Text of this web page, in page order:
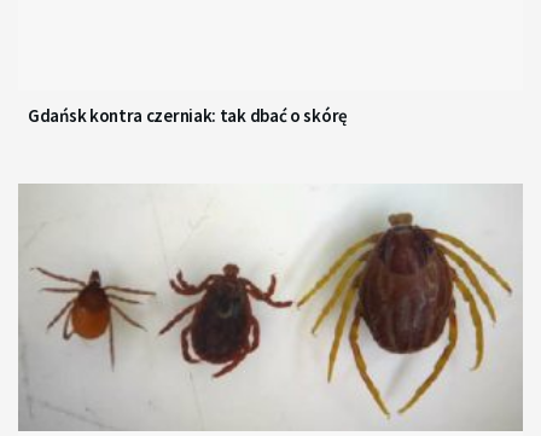
Gdańsk kontra czerniak: tak dbać o skórę